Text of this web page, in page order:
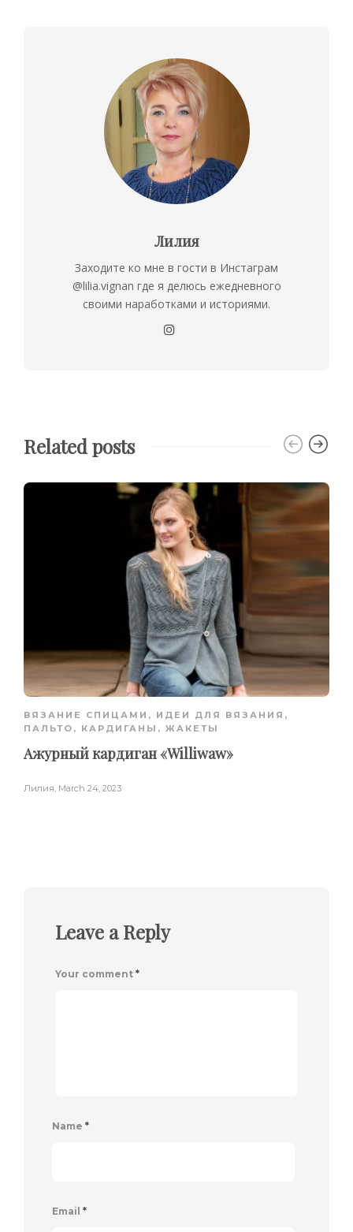
Лилия
Заходите ко мне в гости в Инстаграм
@lilia.vignan где я делюсь ежедневного
своими наработками и историями.
Related posts
ВЯЗАНИЕ СПИЦАМИ , ИДЕИ ДЛЯ ВЯЗАНИЯ ,
ПАЛЬТО, КАРДИГАНЫ, ЖАКЕТЫ
Ажурный кардиган «Williwaw»
Лилия March 24, 2023
Leave a Reply
Your comment *
Name *
Email *